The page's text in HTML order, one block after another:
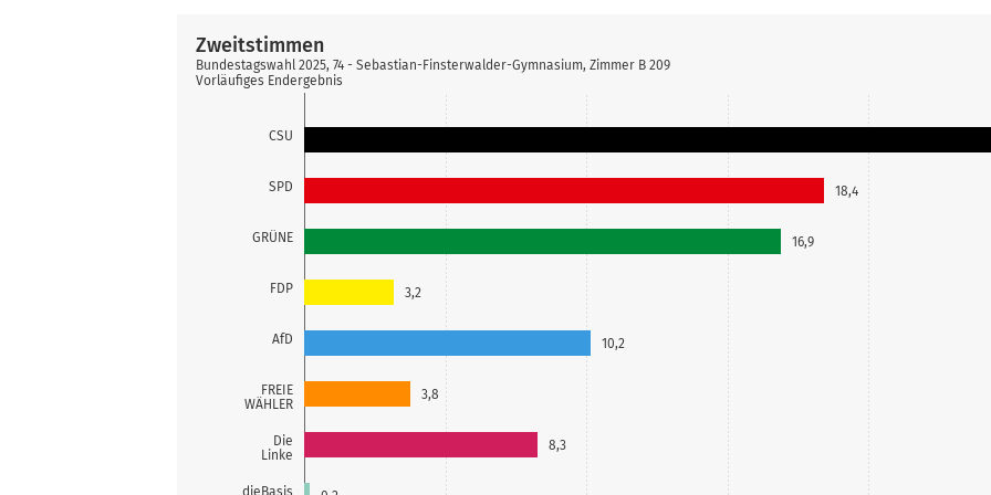
CSU
SPD
GRÜNE
FDP
AfD
FREIE
WÄHLER
Die
Linke
dieBasis
18,4
16,9
3,2
10,2
3,8
8,3
Zweitstimmen
Bundestagswahl 2025, 74 - Sebastian-Finsterwalder-Gymnasium, Zimmer B 209
Vorläufiges Endergebnis